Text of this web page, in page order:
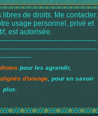
libres de droits. Me contacter.
usage personnel, privé et
est autorisée.
pour les agrandir,
d'orange , pour en savoir
plus.